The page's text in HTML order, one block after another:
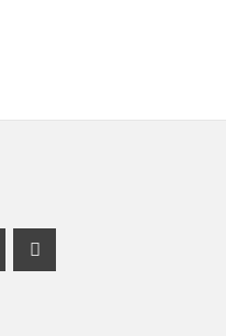
Profil
Profil
Instagram Profil